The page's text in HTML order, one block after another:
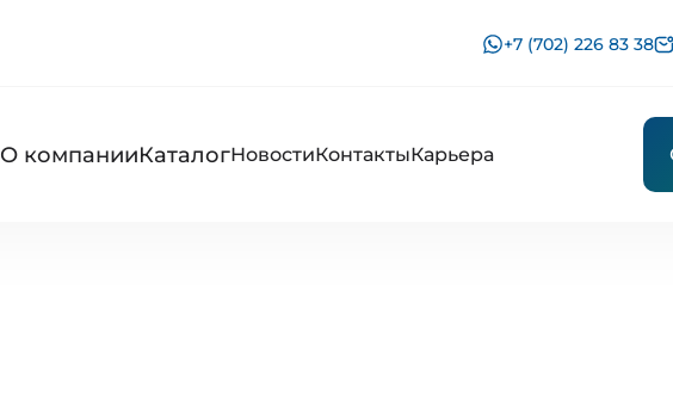
+7 (702) 226 83 38
О компанииКаталогНовостиКонтактыКарьера